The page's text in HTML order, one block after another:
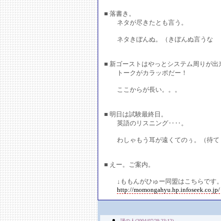
■ 落書き。
ネタが尽きたとも言う。
ネタきぼんぬ。（きぼんぬ言うな
■ 新ゴーストはやっとシステム周りが出
トークがカラッポだー！
ここからが長い。。。
■ 明日は試験最終日。
英語のリスニング‥‥。
わしゃもう耳が遠くてのぅ。（待て
■ えー。ご案内。
↓ももんがひゅー同盟はこちらです
http://momongahyu.hp.infoseek.co.jp/